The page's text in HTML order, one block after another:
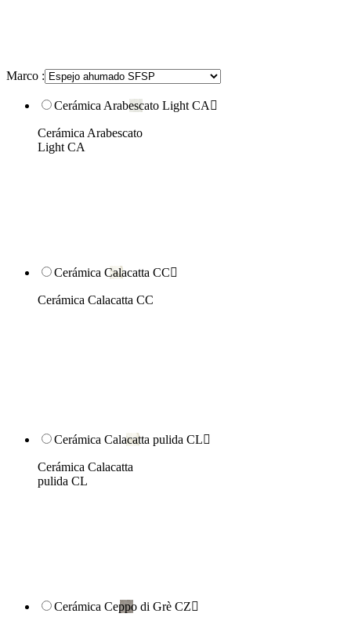
Marco :
Cerámica Arabescato Light CA 
Cerámica Arabescato
Light CA
Cerámica Calacatta CC
Cerámica Calacatta CC
Cerámica Calacatta pulida CL
Cerámica Calacatta
pulida CL
Cerámica Ceppo di Grè CZ